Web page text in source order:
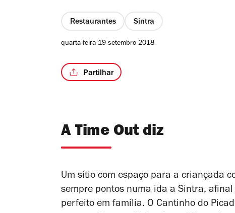
Restaurantes Sintra
quarta-feira 19 setembro 2018
Partilhar
A Time Out diz
Um sítio com espaço para a criançada
sempre pontos numa ida a Sintra,
perfeito em família. O Cantinho do